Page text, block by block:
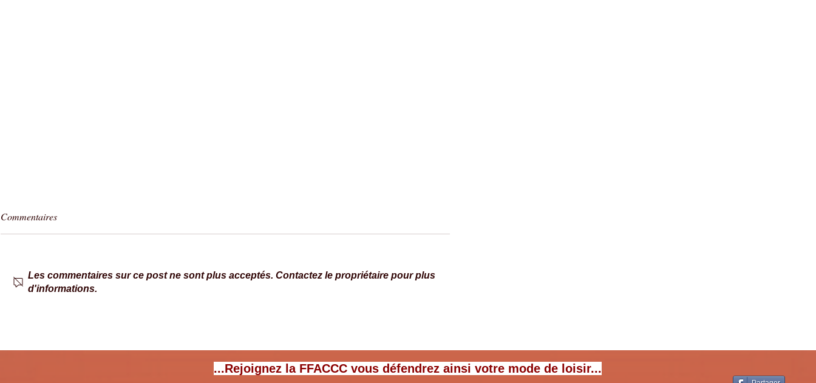
Fichter
Commentaires
Les commentaires sur ce post ne sont plus acceptés. Contactez le propriétaire pour plus
d'informations.
...Rejoignez la FFACCC vous défendrez ainsi votre mode de loisir...